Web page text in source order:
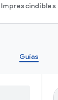
Imprescindibles
Guías